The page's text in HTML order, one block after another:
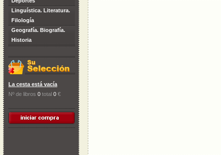
Linguística. Literatura.
Filología
Geografía. Biografía.
Historia
La cesta está vacía
Nº de libros 0 total 0 €